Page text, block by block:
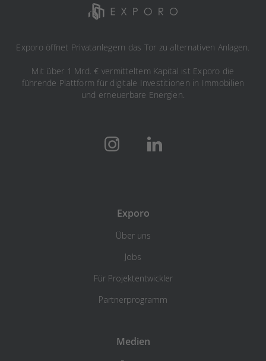
Exporo öffnet Privatanlegern das Tor zu alternativen Anlagen.
Mit über 1 Mrd. € vermitteltem Kapital ist Exporo die
führende Plattform für digitale Investitionen in Immobilien
und erneuerbare Energien.
Exporo
Über uns
Jobs
Für Projektentwickler
Partnerprogramm
Medien